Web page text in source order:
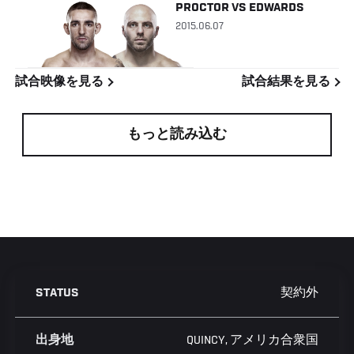
PROCTOR VS EDWARDS
2015.06.07
試合映像を見る 試合結果を見る
もっと読み込む
STATUS 契約外
出身地 QUINCY, アメリカ合衆国